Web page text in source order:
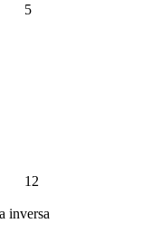
5
12
inversa